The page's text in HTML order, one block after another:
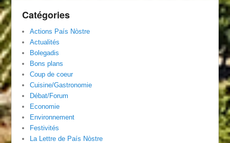
Catégories
Actions País Nòstre
Actualités
Bolegadis
Bons plans
Coup de coeur
Cuisine/Gastronomie
Débat/Forum
Economie
Environnement
Festivités
La Lettre de País Nòstre